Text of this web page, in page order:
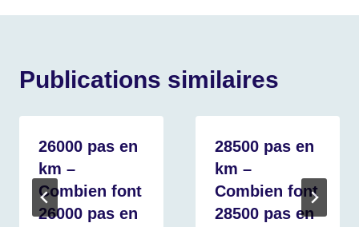
Publications similaires
26000 pas en
km –
Combien font
26000 pas en
28500 pas en
km –
Combien font
28500 pas en